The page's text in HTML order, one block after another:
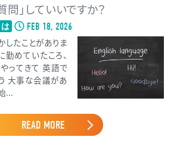
」していいですか？
FEB 18, 2026
したことがありま
めていたころ、
ってきて 英語で
大事な会議があ
...
READ MORE